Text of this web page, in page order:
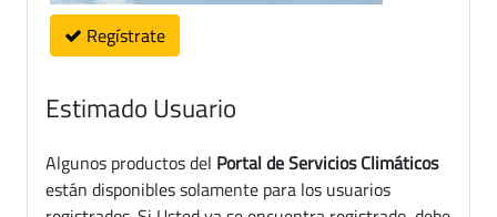
Regístrate
Estimado Usuario
Algunos productos del Portal de Servicios Climáticos
están disponibles solamente para los usuarios